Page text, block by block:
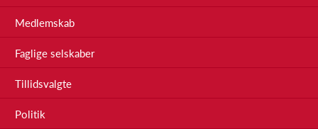
Medlemskab
Faglige selskaber
Tillidsvalgte
Politik